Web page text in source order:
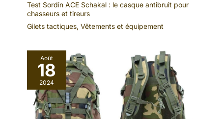
Test Sordin ACE Schakal : le casque antibruit pour
chasseurs et tireurs
Gilets tactiques, Vêtements et équipement
Août
18
2024